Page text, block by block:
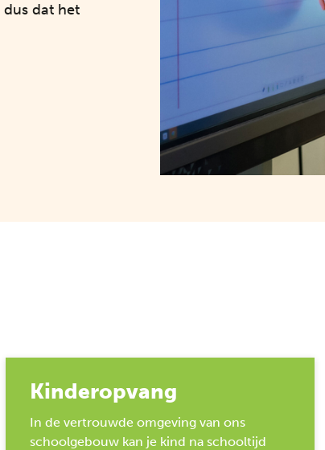
dus dat het
Kinderopvang
In de vertrouwde omgeving van ons
schoolgebouw kan je kind na schooltijd